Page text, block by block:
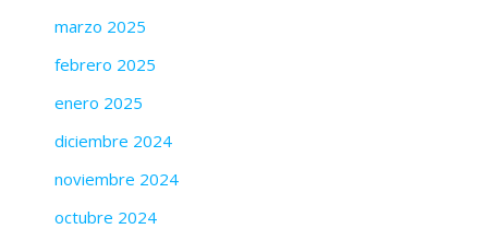
marzo 2025
febrero 2025
enero 2025
diciembre 2024
noviembre 2024
octubre 2024